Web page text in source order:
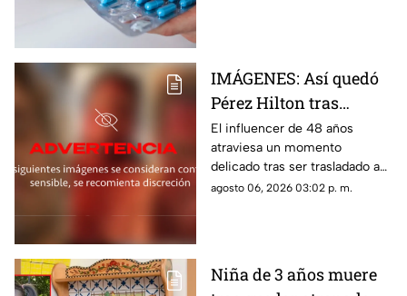
IMÁGENES: Así quedó
Pérez Hilton tras
agresiones durante en
vivo de TikTok
El influencer de 48 años
atraviesa un momento
delicado tras ser trasladado a
un hospital por cuerpos de
agosto 06, 2026 03:02 p. m.
Niña de 3 años muere